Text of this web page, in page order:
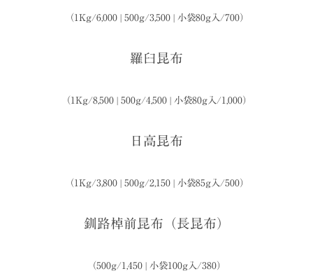
（1Kg/6,000 | 500g/3,500 | 小袋80g入/700）
羅臼昆布
（1Kg/8,500 | 500g/4,500 | 小袋80g入/1,000）
日高昆布
（1Kg/3,800 | 500g/2,150 | 小袋85g入/500）
釧路棹前昆布（長昆布）
（500g/1,450 | 小袋100g入/380）